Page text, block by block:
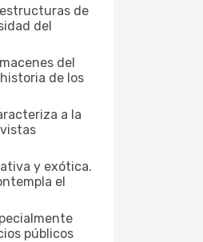
de
del
del
de los
a la
y exótica.
el
públicos